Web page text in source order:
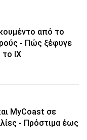
από το
- Πώς ξέφυγε
ΙΧ
MyCoast σε
- Πρόστιμα έως